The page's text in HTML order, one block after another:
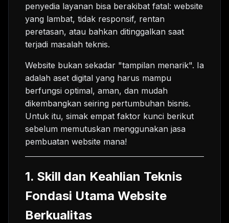
penyedia layanan bisa berakibat fatal: website
yang lambat, tidak responsif, rentan
peretasan, atau bahkan ditinggalkan saat
terjadi masalah teknis.
Website bukan sekadar "tampilan menarik". Ia
adalah aset digital yang harus mampu
berfungsi optimal, aman, dan mudah
dikembangkan seiring pertumbuhan bisnis.
Untuk itu, simak empat faktor kunci berikut
sebelum memutuskan menggunakan jasa
pembuatan website mana!
1. Skill dan Keahlian Teknis
Fondasi Utama Website
Berkualitas